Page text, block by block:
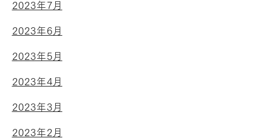
2023年7月
2023年6月
2023年5月
2023年4月
2023年3月
2023年2月